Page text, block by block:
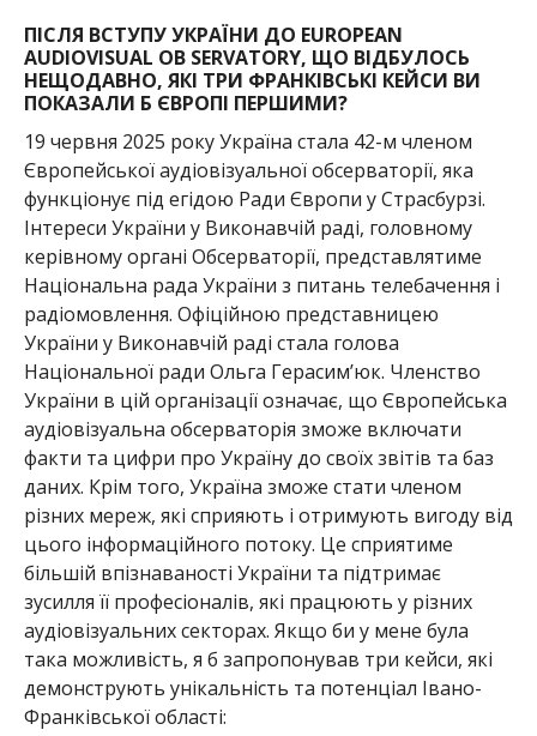
ПІСЛЯ ВСТУПУ УКРАЇНИ ДО EUROPEAN
AUDIOVISUAL OB SERVATORY, ЩО ВІДБУЛОСЬ
НЕЩОДАВНО, ЯКІ ТРИ ФРАНКІВСЬКІ КЕЙСИ ВИ
ПОКАЗАЛИ Б ЄВРОПІ ПЕРШИМИ?
19 червня 2025 року Україна стала 42-м членом
Європейської аудіовізуальної обсерваторії, яка
функціонує під егідою Ради Європи у Страсбурзі.
Інтереси України у Виконавчій раді, головному
керівному органі Обсерваторії, представлятиме
Національна рада України з питань телебачення і
радіомовлення. Офіційною представницею
України у Виконавчій раді стала голова
Національної ради Ольга Герасим’юк. Членство
України в цій організації означає, що Європейська
аудіовізуальна обсерваторія зможе включати
факти та цифри про Україну до своїх звітів та баз
даних. Крім того, Україна зможе стати членом
різних мереж, які сприяють і отримують вигоду від
цього інформаційного потоку. Це сприятиме
більшій впізнаваності України та підтримає
зусилля її професіоналів, які працюють у різних
аудіовізуальних секторах. Якщо би у мене була
така можливість, я б запропонував три кейси, які
демонструють унікальність та потенціал Івано-
Франківської області: